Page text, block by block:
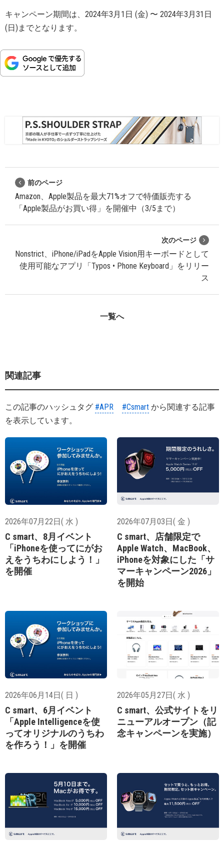
キャンペーン期間は、2024年3月1日 (金) 〜 2024年3月31日
(日)までとなります。
前のページ
Amazon、Apple製品を最大71%オフで特価販売する
「Apple製品がお買い得」を開催中（3/5まで）
次のページ
Nonstrict、iPhone/iPadをApple Vision用キーボードとして
使用可能なアプリ「Typos • Phone Keyboard」をリリー
ス
一覧へ
関連記事
この記事のハッシュタグ #APR #Csmart から関連する記事
を表示しています。
2026年07月22日( 水 )
C smart、8月イベント
「iPhoneを使ってにがお
えをうちわにしよう！」
を開催
2026年07月03日( 金 )
C smart、店舗限定で
Apple Watch、MacBook、
iPhoneを対象にした「サ
マーキャンペーン2026」
を開始
2026年06月14日( 日 )
C smart、6月イベント
「Apple Intelligenceを使
ってオリジナルのうちわ
を作ろう！」を開催
2026年05月27日( 水 )
C smart、公式サイトをリ
ニューアルオープン（記
念キャンペーンを実施）